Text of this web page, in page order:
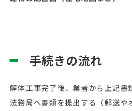
手続きの流れ
解体工事完了後、業者から上記書
法務局へ書類を提出する（郵送や